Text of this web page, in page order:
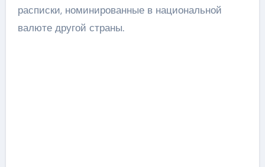
расписки, номинированные в национальной
валюте другой страны.